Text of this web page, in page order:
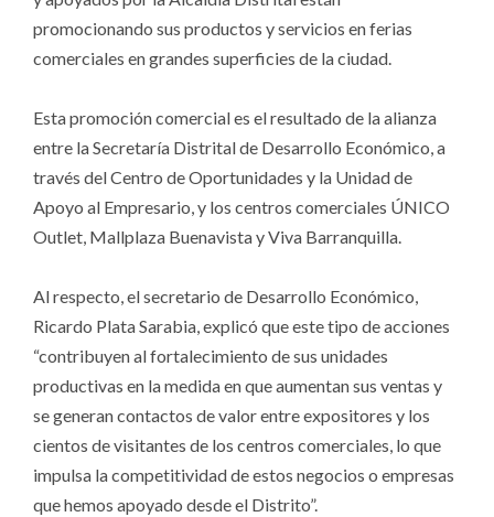
promocionando sus productos y servicios en ferias
comerciales en grandes superficies de la ciudad.
Esta promoción comercial es el resultado de la alianza
entre la Secretaría Distrital de Desarrollo Económico, a
través del Centro de Oportunidades y la Unidad de
Apoyo al Empresario, y los centros comerciales ÚNICO
Outlet, Mallplaza Buenavista y Viva Barranquilla.
Al respecto, el secretario de Desarrollo Económico,
Ricardo Plata Sarabia, explicó que este tipo de acciones
“contribuyen al fortalecimiento de sus unidades
productivas en la medida en que aumentan sus ventas y
se generan contactos de valor entre expositores y los
cientos de visitantes de los centros comerciales, lo que
impulsa la competitividad de estos negocios o empresas
que hemos apoyado desde el Distrito”.